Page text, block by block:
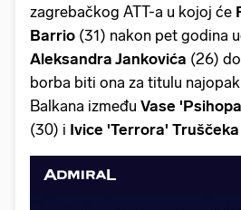
zagrebačkog ATT-a u kojoj će
Barrio (31) nakon pet godina
Aleksandra Jankovića (26)
borba biti ona za titulu
Balkana između Vase
(30) i Ivice 'Terrora' Truščeka